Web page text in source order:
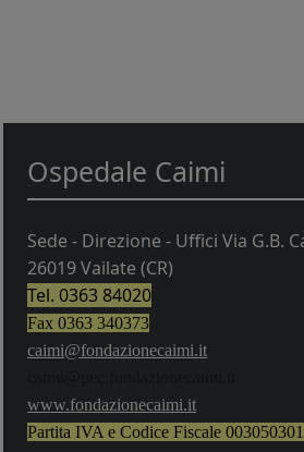
Ospedale Caimi
Sede - Direzione - Uffici Via G.B.
26019 Vailate (CR)
Tel. 0363 84020
Fax 0363 340373
caimi@fondazionecaimi.it
www.fondazionecaimi.it
Partita IVA e Codice Fiscale